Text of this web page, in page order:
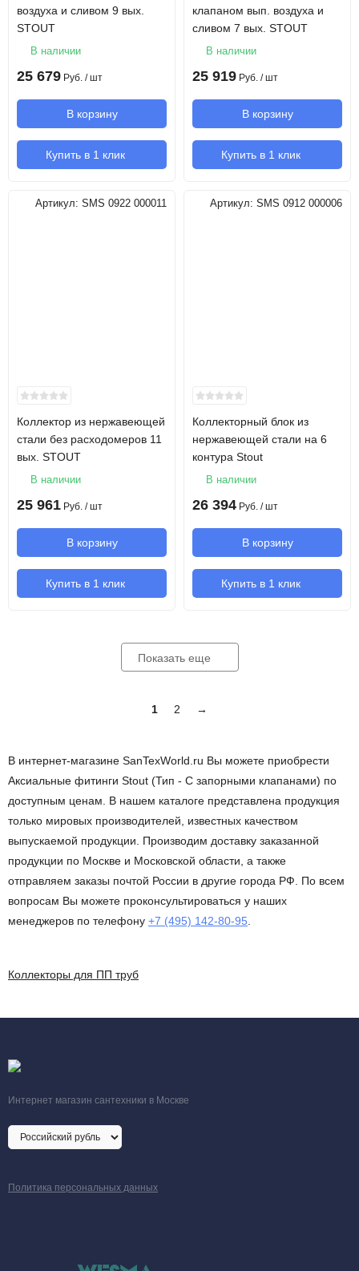
воздуха и сливом 9 вых.
STOUT
В наличии
25 679 Руб. / шт
В корзину
Купить в 1 клик
клапаном вып. воздуха и
сливом 7 вых. STOUT
В наличии
25 919 Руб. / шт
В корзину
Купить в 1 клик
Артикул: SMS 0922 000011
Коллектор из нержавеющей
стали без расходомеров 11
вых. STOUT
В наличии
25 961 Руб. / шт
В корзину
Купить в 1 клик
Артикул: SMS 0912 000006
Коллекторный блок из
нержавеющей стали на 6
контура Stout
В наличии
26 394 Руб. / шт
В корзину
Купить в 1 клик
Показать еще
1 2 →
В интернет-магазине SanTexWorld.ru Вы можете приобрести
Аксиальные фитинги Stout (Тип - С запорными клапанами) по
доступным ценам. В нашем каталоге представлена продукция
только мировых производителей, известных качеством
выпускаемой продукции. Производим доставку заказанной
продукции по Москве и Московской области, а также
отправляем заказы почтой России в другие города РФ. По всем
вопросам Вы можете проконсультироваться у наших
менеджеров по телефону +7 (495) 142-80-95
Коллекторы для ПП труб
Интернет магазин сантехники в Москве
Политика персональных данных